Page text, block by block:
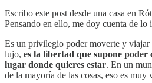
Escribo este post desde una casa en
Pensando en ello, me doy cuenta de lo
Es un privilegio poder moverte y viajar
lujo, es la libertad que supone
lugar donde quieres estar. En un
de la mayoría de las cosas, eso es muy